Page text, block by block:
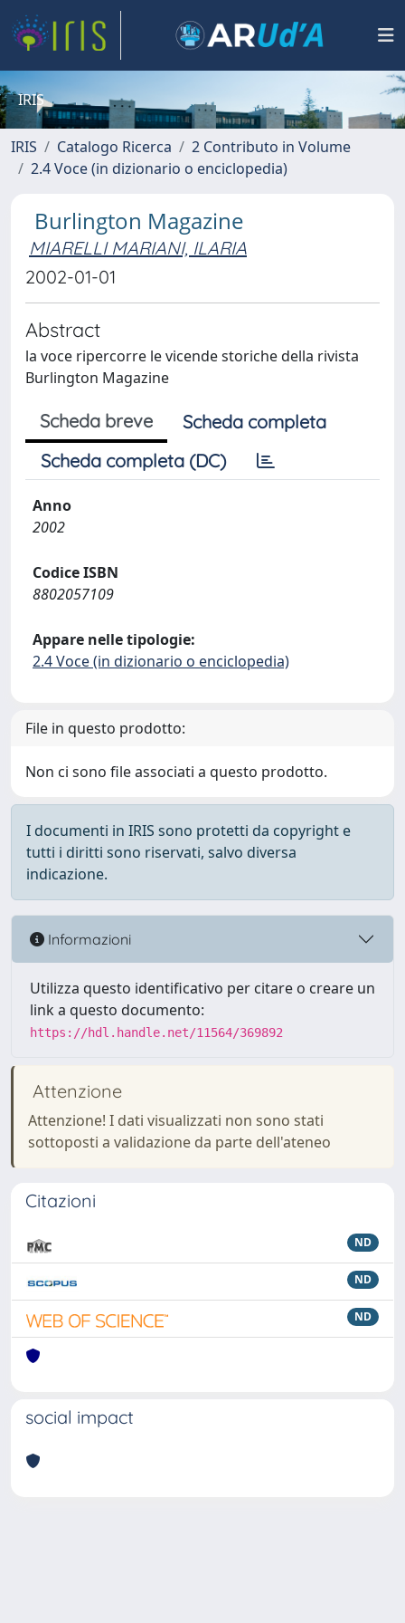
IRIS
IRIS Catalogo Ricerca
2 Contributo in Volume
2.4 Voce (in dizionario o enciclopedia)
Burlington Magazine
MIARELLI MARIANI, ILARIA
2002-01-01
Abstract
la voce ripercorre le vicende storiche della rivista
Burlington Magazine
Scheda breve
Scheda completa
Scheda completa (DC)
Anno
2002
Codice ISBN
8802057109
Appare nelle tipologie:
2.4 Voce (in dizionario o enciclopedia)
File in questo prodotto:
Non ci sono file associati a questo prodotto.
I documenti in IRIS sono protetti da copyright e
tutti i diritti sono riservati, salvo diversa
indicazione.
Informazioni
Utilizza questo identificativo per citare o creare un
link a questo documento:
https://hdl.handle.net/11564/369892
Attenzione
Attenzione! I dati visualizzati non sono stati
sottoposti a validazione da parte dell'ateneo
Citazioni
ND
ND
ND
social impact